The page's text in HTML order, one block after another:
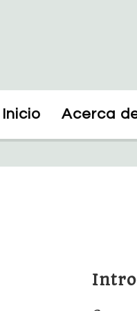
Inicio Acerca